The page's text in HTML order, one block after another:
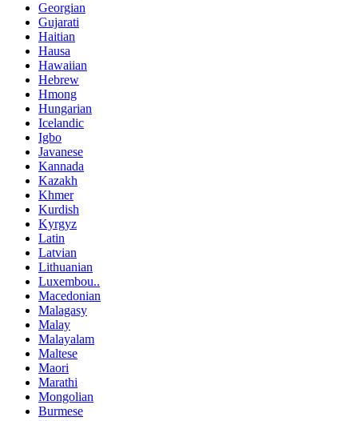
Georgian
Gujarati
Haitian
Hausa
Hawaiian
Hebrew
Hmong
Hungarian
Icelandic
Igbo
Javanese
Kannada
Kazakh
Khmer
Kurdish
Kyrgyz
Latin
Latvian
Lithuanian
Luxembou..
Macedonian
Malagasy
Malay
Malayalam
Maltese
Maori
Marathi
Mongolian
Burmese